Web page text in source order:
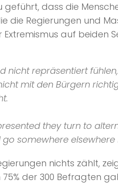
dass die
die Regierungen und
auf beiden
nicht repräsentiert
mit den Bürgern
they turn to
somewhere elsewhere
nichts zählt,
der 300 Befragten